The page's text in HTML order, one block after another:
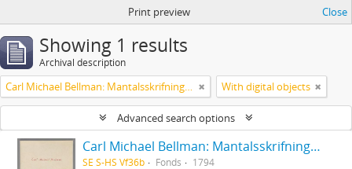
Print preview Close
Showing 1 results
Archival description
Carl Michael Bellman: Mantalsskrifningen With digital objects
Advanced search options
Carl Michael Bellman: Mantalsskrifningen
SE S-HS Vf36b Fonds 1794